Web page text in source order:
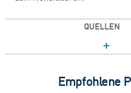
QUELLEN
Empfohlene